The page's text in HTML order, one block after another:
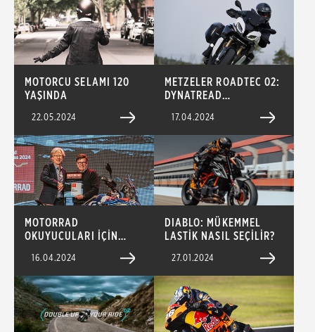
MOTORCU SELAMI 120
YAŞINDA
22.05.2024
METZELER ROADTEC 02:
DYNATREAD
ÜRETİLEN SUPER-
SPORT-TOURING
LASTİĞİ
17.04.2024
MOTORRAD
OKUYUCULARI İÇİN
2024'ÜN EN İYİ LASTİK
MARKASI METZELER
16.04.2024
DIABLO: MÜKEMMEL
LASTİK NASIL SEÇİLİR?
27.01.2024